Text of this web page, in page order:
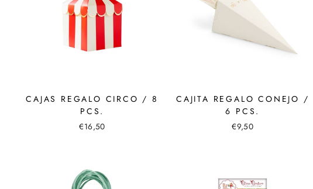
CAJAS REGALO CIRCO / 8
PCS.
€16,50
CAJITA REGALO CONEJO /
6 PCS.
€9,50